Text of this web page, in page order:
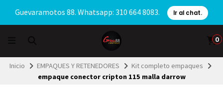
Guevaramotos 88. Whatsapp: 310 664 8083. Ir al chat.
0
Inicio EMPAQUES Y RETENEDORES
Kit completo empaques
empaque conector cripton 115 malla darrow